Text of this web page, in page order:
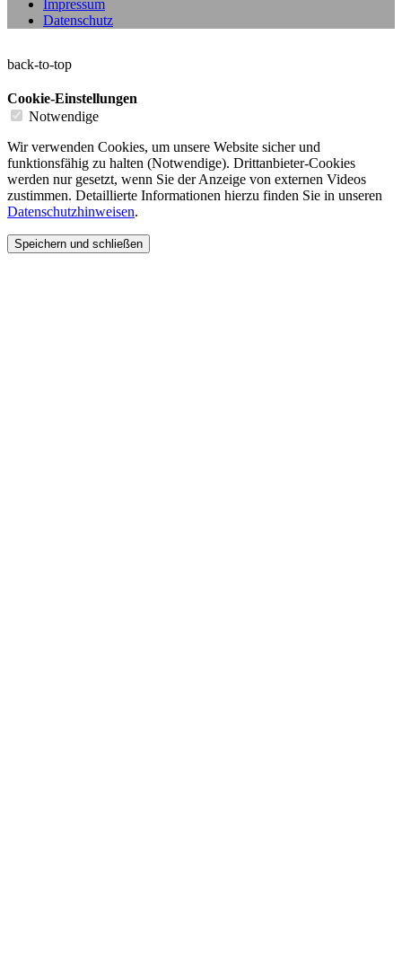
Impressum
Datenschutz
back-to-top
Cookie-Einstellungen
Notwendige
Wir verwenden Cookies, um unsere Website sicher und
funktionsfähig zu halten (Notwendige). Drittanbieter-Cookies
werden nur gesetzt, wenn Sie der Anzeige von externen Videos
zustimmen. Detaillierte Informationen hierzu finden Sie in unseren
Datenschutzhinweisen.
Speichern und schließen